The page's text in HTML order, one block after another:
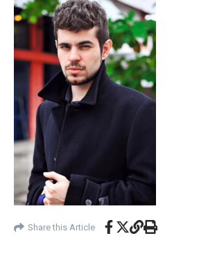
Share this Article